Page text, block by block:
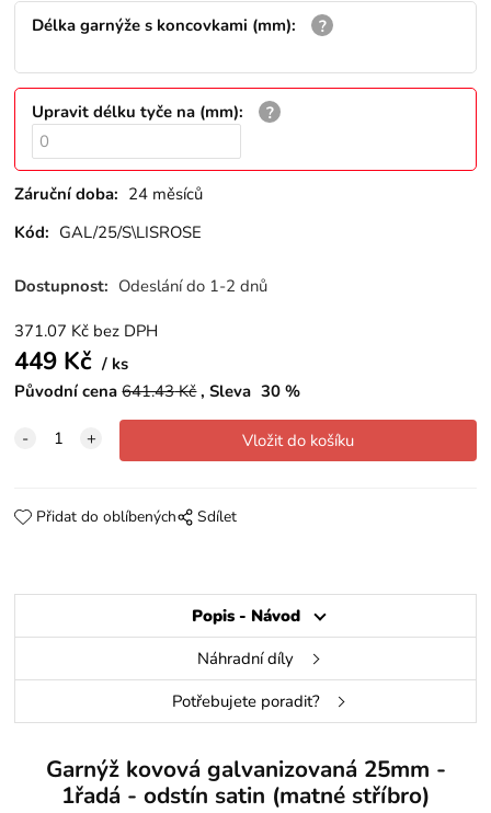
Délka garnýže s koncovkami (mm):
Upravit délku tyče na (mm):
Záruční doba: 24 měsíců
Kód: GAL/25/S\LISROSE
Dostupnost: Odeslání do 1-2 dnů
371.07 Kč bez DPH
449 Kč
ks
Původní cena 641.43Kč Sleva 30 %
Přidat do oblíbených Sdílet
Popis - Návod
Náhradní díly
Potřebujete poradit?
Garnýž kovová galvanizovaná 25mm -
1řadá - odstín satin (matné stříbro)